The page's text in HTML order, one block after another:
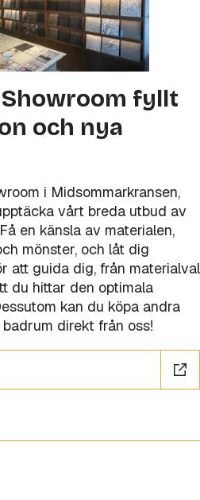
fyllt
och nya
i Midsommarkransen,
vårt breda utbud av
en känsla av materialen,
mönster, och låt dig
att guida dig, från materialval
du hittar den optimala
kan du köpa andra
direkt från oss!